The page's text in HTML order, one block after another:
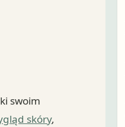
swoim
skóry,